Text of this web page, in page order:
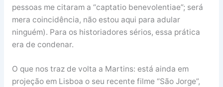
pessoas me citaram a “captatio benevolentiae”; será
mera coincidência, não estou aqui para adular
ninguém). Para os historiadores sérios, essa prática
era de condenar.
O que nos traz de volta a Martins: está ainda em
projeção em Lisboa o seu recente filme “São Jorge”,